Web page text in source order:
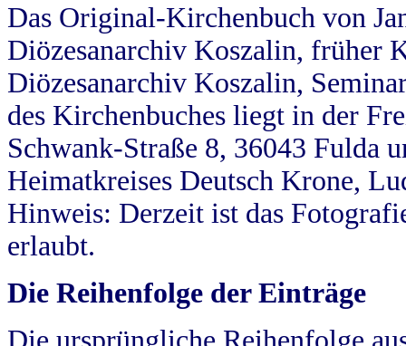
Das Original-Kirchenbuch von
Diözesanarchiv Koszalin, früher
Diözesanarchiv Koszalin,
des Kirchenbuches liegt in der
Schwank-Straße 8, 36043 Fulda
Heimatkreises Deutsch Krone,
Hinweis: Derzeit ist das
erlaubt.
Die Reihenfolge der Einträge